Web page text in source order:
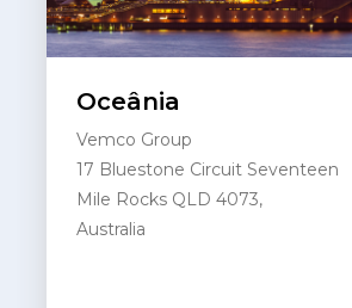
Oceânia
Vemco Group
17 Bluestone Circuit Seventeen
Mile Rocks QLD 4073,
Australia